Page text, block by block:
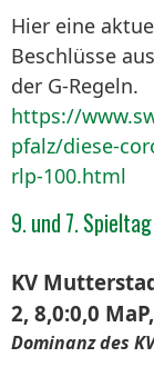
Hier eine
Beschlüsse
der G-Regeln.
https://
pfalz/diese-
rlp-100.html
9. und 7. Spieltag
KV
2, 8,0:0,0
Dominanz des